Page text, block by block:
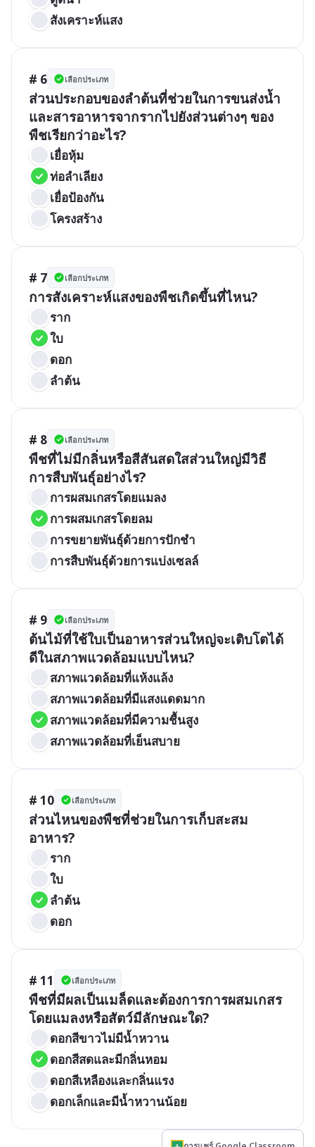
สังเคราะห์แสง
# 6 เลือกประเภท
ส่วนประกอบของลำต้นที่ช่วยในการขนส่งน้ำ
และสารอาหารจากรากไปยังส่วนต่างๆ ของ
พืชเรียกว่าอะไร?
เยื่อหุ้ม
ท่อลำเลียง
เยื่อป้องกัน
โครงสร้าง
# 7 เลือกประเภท
การสังเคราะห์แสงของพืชเกิดขึ้นที่ไหน?
ราก
ใบ
ดอก
ลำต้น
# 8 เลือกประเภท
พืชที่ไม่มีกลิ่นหรือสีสันสดใสส่วนใหญ่มีวิธี
การสืบพันธุ์อย่างไร?
การผสมเกสรโดยแมลง
การผสมเกสรโดยลม
การขยายพันธุ์ด้วยการปักชำ
การสืบพันธุ์ด้วยการแบ่งเซลล์
# 9 เลือกประเภท
ต้นไม้ที่ใช้ใบเป็นอาหารส่วนใหญ่จะเติบโตได้
ดีในสภาพแวดล้อมแบบไหน?
สภาพแวดล้อมที่แห้งแล้ง
สภาพแวดล้อมที่มีแสงแดดมาก
สภาพแวดล้อมที่มีความชื้นสูง
สภาพแวดล้อมที่เย็นสบาย
# 10 เลือกประเภท
ส่วนไหนของพืชที่ช่วยในการเก็บสะสม
อาหาร?
ราก
ใบ
ลำต้น
ดอก
# 11 เลือกประเภท
พืชที่มีผลเป็นเมล็ดและต้องการการผสมเกสร
โดยแมลงหรือสัตว์มีลักษณะใด?
ดอกสีขาวไม่มีน้ำหวาน
ดอกสีสดและมีกลิ่นหอม
ดอกสีเหลืองและกลิ่นแรง
ดอกเล็กและมีน้ำหวานน้อย